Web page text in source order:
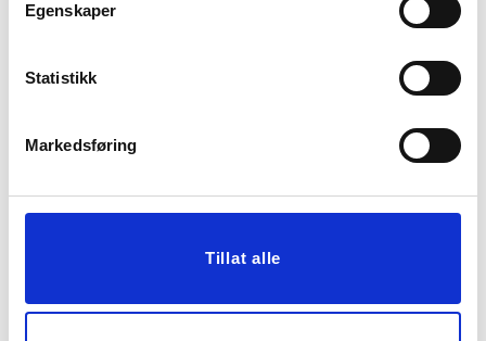
Egenskaper
Statistikk
Markedsføring
Tillat alle
POTTE SURI 19,5 CM
POTTE AVETIA 11,5 CM
129,00